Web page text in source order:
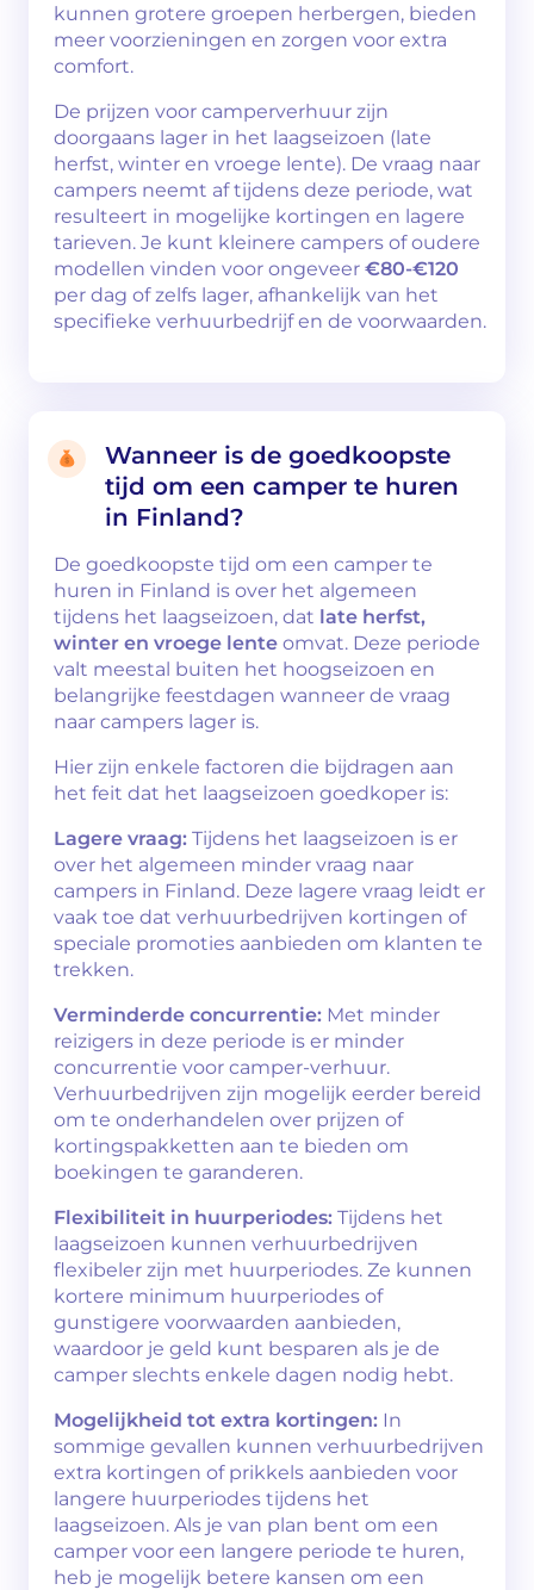
kunnen grotere groepen herbergen, bieden
meer voorzieningen en zorgen voor extra
comfort.
De prijzen voor camperverhuur zijn
doorgaans lager in het laagseizoen (late
herfst, winter en vroege lente). De vraag naar
campers neemt af tijdens deze periode, wat
resulteert in mogelijke kortingen en lagere
tarieven. Je kunt kleinere campers of oudere
modellen vinden voor ongeveer €80-€120
per dag of zelfs lager, afhankelijk van het
specifieke verhuurbedrijf en de voorwaarden.
Wanneer is de goedkoopste
tijd om een camper te huren
in Finland?
De goedkoopste tijd om een camper te
huren in Finland is over het algemeen
tijdens het laagseizoen, dat late herfst,
winter en vroege lente omvat. Deze periode
valt meestal buiten het hoogseizoen en
belangrijke feestdagen wanneer de vraag
naar campers lager is.
Hier zijn enkele factoren die bijdragen aan
het feit dat het laagseizoen goedkoper is:
Lagere vraag: Tijdens het laagseizoen is er
over het algemeen minder vraag naar
campers in Finland. Deze lagere vraag leidt er
vaak toe dat verhuurbedrijven kortingen of
speciale promoties aanbieden om klanten te
trekken.
Verminderde concurrentie: Met minder
reizigers in deze periode is er minder
concurrentie voor camper-verhuur.
Verhuurbedrijven zijn mogelijk eerder bereid
om te onderhandelen over prijzen of
kortingspakketten aan te bieden om
boekingen te garanderen.
Flexibiliteit in huurperiodes: Tijdens het
laagseizoen kunnen verhuurbedrijven
flexibeler zijn met huurperiodes. Ze kunnen
kortere minimum huurperiodes of
gunstigere voorwaarden aanbieden,
waardoor je geld kunt besparen als je de
camper slechts enkele dagen nodig hebt.
Mogelijkheid tot extra kortingen: In
sommige gevallen kunnen verhuurbedrijven
extra kortingen of prikkels aanbieden voor
langere huurperiodes tijdens het
laagseizoen. Als je van plan bent om een
camper voor een langere periode te huren,
heb je mogelijk betere kansen om een